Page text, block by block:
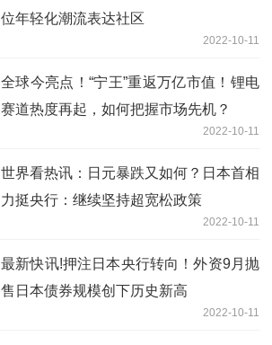
位年轻化潮流表达社区
2022-10-11
全球今亮点！“宁王”重返万亿市值！锂电
赛道热度再起，如何把握市场先机？
2022-10-11
世界看热讯：日元暴跌又如何？日本首相
力挺央行：继续坚持超宽松政策
2022-10-11
最新快讯!押注日本央行转向！外资9月抛
售日本债券规模创下历史新高
2022-10-11